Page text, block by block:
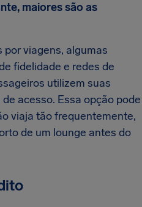
maiores são as
viagens, algumas
fidelidade e redes de
utilizem suas
acesso. Essa opção pode
viaja tão frequentemente,
de um lounge antes do